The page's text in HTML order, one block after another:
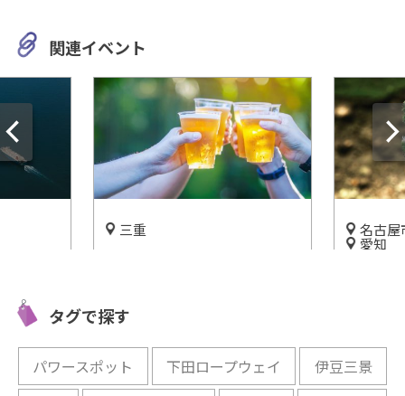
関連イベント
三重
開催中
名古屋
愛知
タグで探す
パワースポット 下田ロープウェイ
伊豆三景